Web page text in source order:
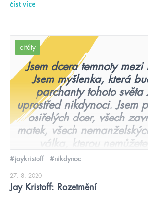
číst více
citáty
Jsem dcera temnoty mezi
Jsem myšlenka, která
parchanty tohoto světa
uprostřed nikdynoci. Jsem
osiřelých dcer, všech
matek, všech
válka, kterou
#jaykristoff #nikdynoc
27. 8. 2020
Jay Kristoff: Rozetmění